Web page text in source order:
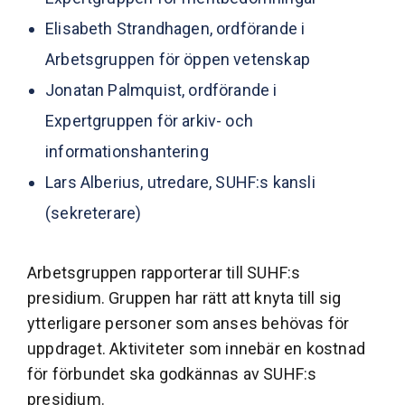
Elisabeth Strandhagen, ordförande i
Arbetsgruppen för öppen vetenskap
Jonatan Palmquist, ordförande i
Expertgruppen för arkiv- och
informationshantering
Lars Alberius, utredare, SUHF:s kansli
(sekreterare)
Arbetsgruppen rapporterar till SUHF:s
presidium. Gruppen har rätt att knyta till sig
ytterligare personer som anses behövas för
uppdraget. Aktiviteter som innebär en kostnad
för förbundet ska godkännas av SUHF:s
presidium.